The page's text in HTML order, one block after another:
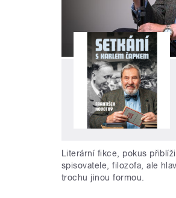
Literární fikce, pokus
spisovatele, filozofa, ale
trochu jinou formou.